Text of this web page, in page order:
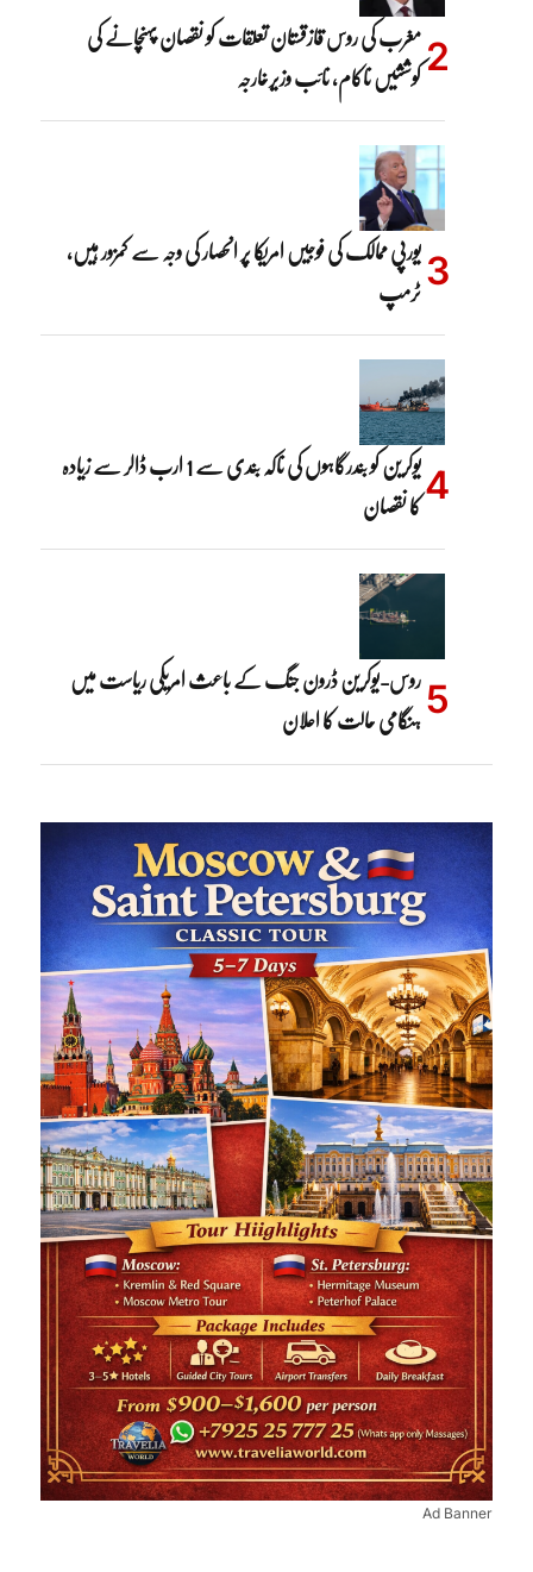
مغرب کی روس قازقستان تعلقات کو نقصان پہنچانے کی
کوششیں ناکام، نائب وزیرخارجہ
یورپی ممالک کی فوجیں امریکا پر انحصار کی وجہ سے کمزور ہیں،
ٹرمپ
یوکرین کو بندرگاہوں کی ناکہ بندی سے 1 ارب ڈالر سے زیادہ
کا نقصان
روس-یوکرین ڈرون جنگ کے باعث امریکی ریاست میں
ہنگامی حالت کا اعلان
Ad Banner